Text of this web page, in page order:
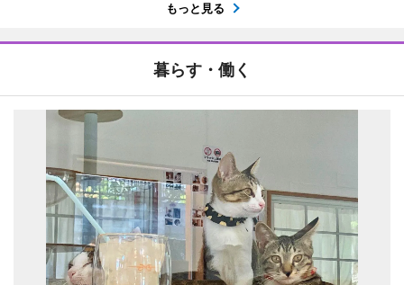
もっと見る
暮らす・働く